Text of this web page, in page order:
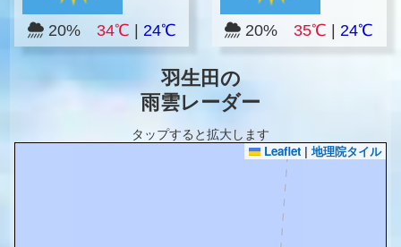
20% 34℃ 24℃ 20%35℃ |24℃
羽生田の
雨雲レーダー
タップすると拡大します
Leaflet | 地理院タイル